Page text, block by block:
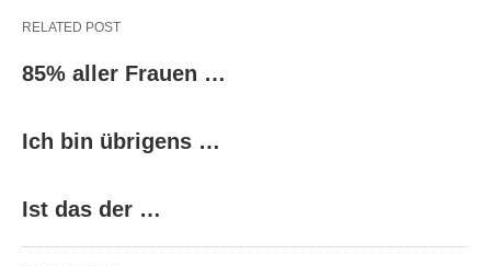
RELATED POST
85% aller Frauen …
Ich bin übrigens …
Ist das der …